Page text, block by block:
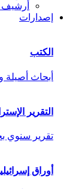
أرشيف
إصدارات
الكتب
أبحاث
التقرير
تقرير سنوي
أوراق